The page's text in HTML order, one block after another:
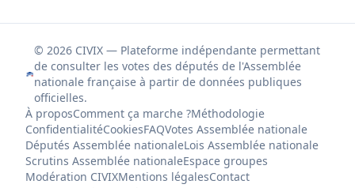
© 2026 CIVIX — Plateforme indépendante permettant
de consulter les votes des députés de l'Assemblée
nationale française à partir de données publiques
officielles.
À proposComment ça marche ?Méthodologie
ConfidentialitéCookiesFAQVotes Assemblée nationale
Députés Assemblée nationaleLois Assemblée nationale
Scrutins Assemblée nationaleEspace groupes
Modération CIVIXMentions légalesContact